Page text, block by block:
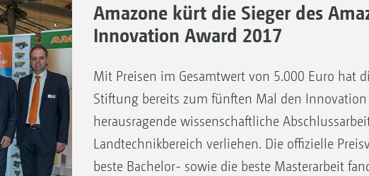
Amazone kürt die Sieger des
Innovation Award 2017
Mit Preisen im Gesamtwert von 5.000 Euro hat
Stiftung bereits zum fünften Mal den
herausragende wissenschaftliche
Landtechnikbereich verliehen. Die offizielle
beste Bachelor- sowie die beste Masterarbeit